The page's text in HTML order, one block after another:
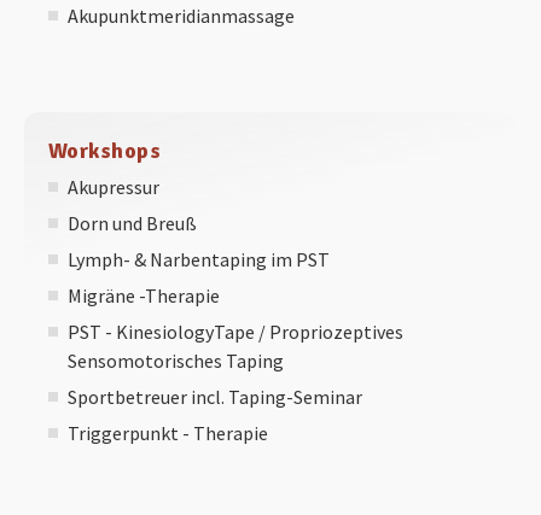
Akupunktmeridianmassage
Workshops
Akupressur
Dorn und Breuß
Lymph- & Narbentaping im PST
Migräne -Therapie
PST - KinesiologyTape / Propriozeptives
Sensomotorisches Taping
Sportbetreuer incl. Taping-Seminar
Triggerpunkt - Therapie